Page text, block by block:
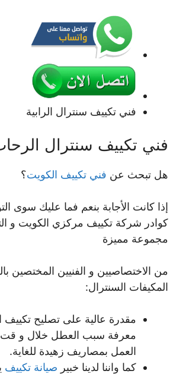
فني تكييف سنترال الرابية
فني تكييف سنترال
هل تبحث عن فني تكييف الكويت؟
إذا كانت الأجابة بنعم فما عليك سوى
كوادر شركة تكييف مركزي الكويت و
مجموعة مميزة
من الاختصاصيين و الفنيين المختصين
المكيفات السنترال:
مقدرة عالية على تصليح تكييف
معرفة سبب العطل خلال و قت
العمل بمصاريف زهيدة للغاية.
كما واننا لدينا خبير صيانة تكييف